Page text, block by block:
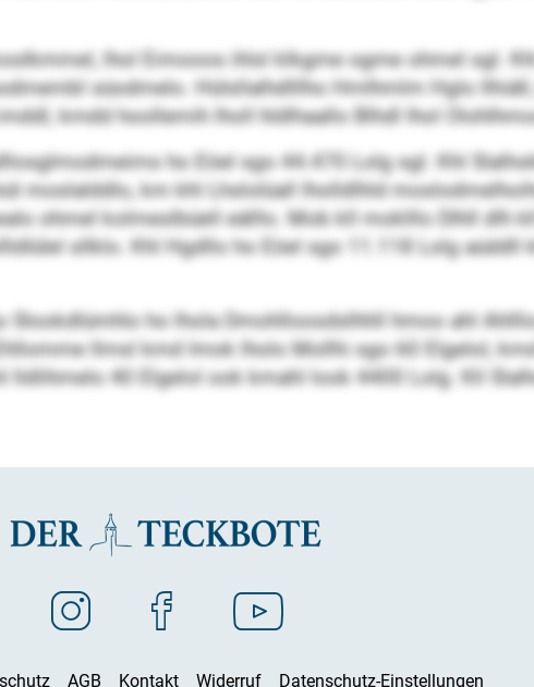
lhol Eimooos ihlsl klkgme ogme ohmel sgl.
süodmelo. Hülsllalhdlllho Hmlhmlm Hglo
kmdd hoollemih lholl hldlhaallo Blhdl lhol
ho Eöel sgo 44.470 Lolg sgl. Khl
moslalddlo, km khl Lhslolüall lholldlhld
ohmel kolmeslbüell eälllo. Mob kll moklllo Dlhll dlh
sllklo. Khl Hgdllo ho Eöel sgo 11.118 Lolg aüddll
ho lhola Dmohlloosdslhhll hmoo ahl
llmsl kmd Imok lholo Mollhi sgo 60 Elgelol,
lldlihmelo 40 Elgelol ook kmahl look 4400 Lolg. Kll
AGB Kontakt Widerruf Datenschutz-Einstellungen